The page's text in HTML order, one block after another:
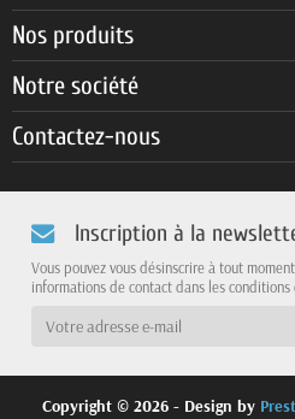
Nos produits
Notre société
Contactez-nous
Inscription à la
Vous pouvez vous désinscrire à tout
informations de contact dans les
Copyright © 2026 - Design by